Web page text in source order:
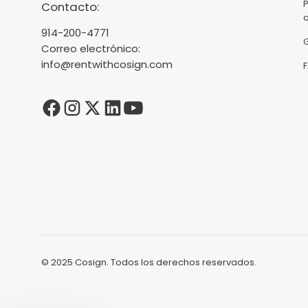
Contacto:
914-200-4771
Correo electrónico:
info@rentwithcosign.com
© 2025 Cosign. Todos los derechos reservados.